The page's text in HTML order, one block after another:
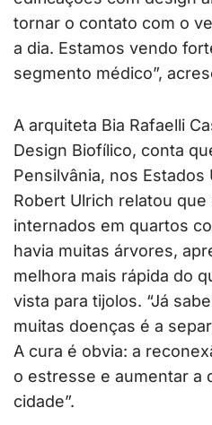
tornar o contato com o
a dia. Estamos vendo
segmento médico”,
A arquiteta Bia Rafaelli
Design Biofílico, conta
Pensilvânia, nos Estados
Robert Ulrich relatou
internados em quartos
havia muitas árvores,
melhora mais rápida do
vista para tijolos. “Já
muitas doenças é a
A cura é obvia: a
o estresse e aumentar a
cidade”.